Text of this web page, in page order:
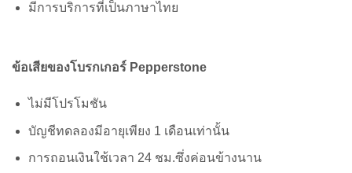
มีการบริการที่เป็นภาษาไทย
ข้อเสียของโบรกเกอร์ Pepperstone
ไม่มีโปรโมชัน
บัญชีทดลองมีอายุเพียง 1 เดือนเท่านั้น
การถอนเงินใช้เวลา 24 ชม.ซึ่งค่อนข้างนาน